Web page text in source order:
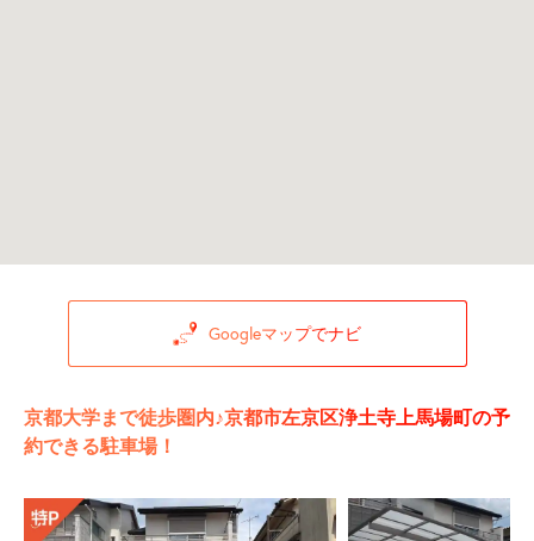
Googleマップでナビ
京都大学まで徒歩圏内♪京都市左京区浄土寺上馬場町の予
約できる駐車場！